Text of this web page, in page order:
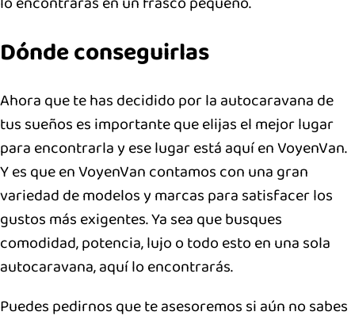
Dónde conseguirlas
Ahora que te has decidido por la autocaravana de
tus sueños es importante que elijas el mejor lugar
para encontrarla y ese lugar está aquí en VoyenVan.
Y es que en VoyenVan contamos con una gran
variedad de modelos y marcas para satisfacer los
gustos más exigentes. Ya sea que busques
comodidad, potencia, lujo o todo esto en una sola
autocaravana, aquí lo encontrarás.
Puedes pedirnos que te asesoremos si aún no sabes